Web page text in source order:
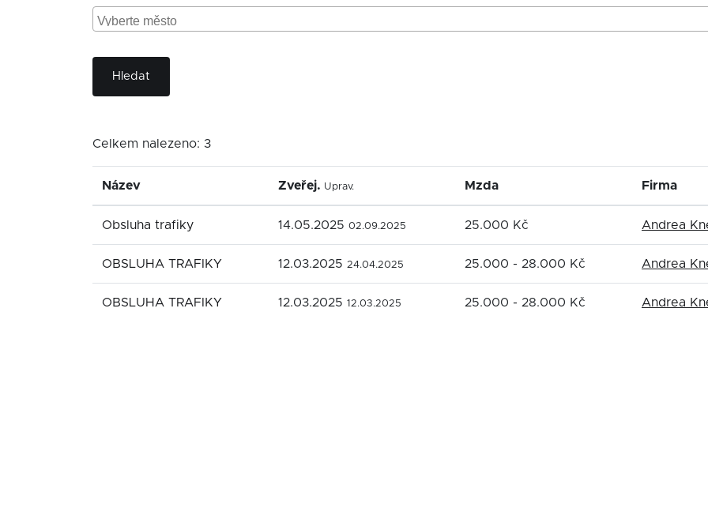
Hledat
Celkem nalezeno: 3
Název Zveřej. Uprav. Mzda Firma
Obsluha trafiky 14.05.2025 02.09.2025 25.000 Kč Andrea
OBSLUHA TRAFIKY 12.03.2025 24.04.2025 25.000 - 28.000 Kč Andrea
OBSLUHA TRAFIKY 12.03.2025 12.03.2025 25.000 - 28.000 Kč Andrea